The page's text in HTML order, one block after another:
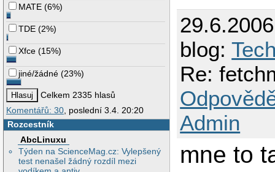
MATE (6%)
TDE (2%)
Xfce (15%)
jiné/žádné (23%)
Celkem 2335 hlasů
Komentářů: 30, poslední 3.4. 20:20
Rozcestník
AbcLinuxu
Týden na ScienceMag.cz: Vylepšený
test nenašel žádný rozdíl mezi
blog:
Re:
Admin
mne to